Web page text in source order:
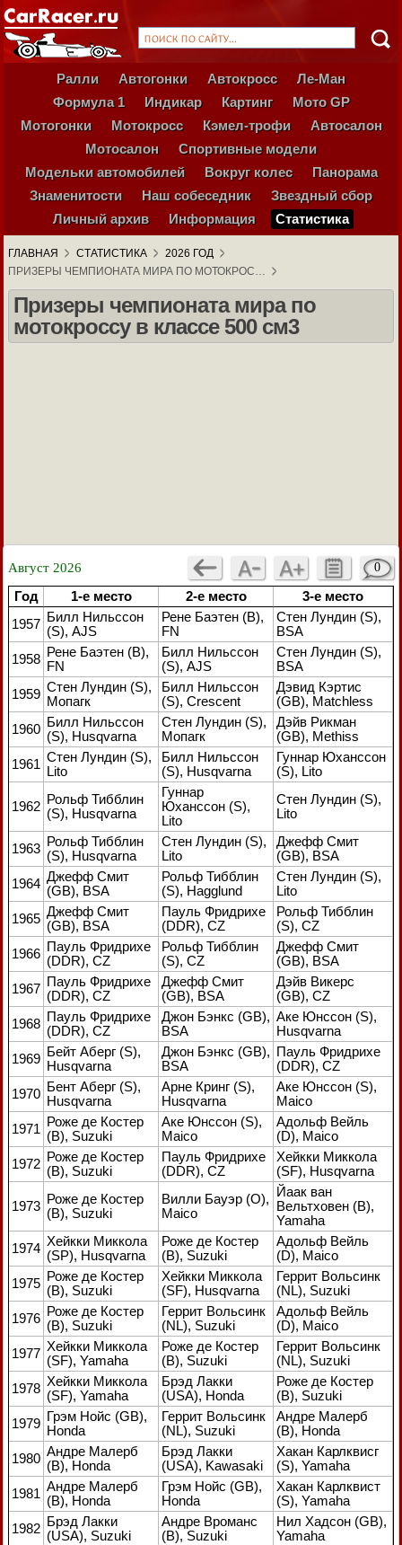
Ралли Автогонки Автокросс
Ле-Ман
Формула 1
Индикар Картинг
Мото GP
Мотогонки
Мотокросс Кэмел-трофи
Автосалон
Мотосалон
Спортивные модели
Модельки автомобилей
Вокруг колес
Панорама
Знаменитости
Наш собеседник
Звездный сбор
Личный архив
Информация Статистика
ГЛАВНАЯ СТАТИСТИКА
2026 ГОД
ПРИЗЕРЫ ЧЕМПИОНАТА МИРА ПО МОТОКРОС…
Призеры чемпионата мира по
мотокроссу в классе 500 см3
Август 2026 0
Год 1-е место 2-е место
3-е место
1957 Билл Нильссон
(S), AJS
Рене Баэтен (В),
FN
Стен Лундин (S),
BSA
1958 Рене Баэтен (В),
FN
Билл Нильссон
(S), AJS
Стен Лундин (S),
BSA
1959 Стен Лундин (S),
Мопагк
Билл Нильссон
(S), Crescent
Дэвид Кэртис
(GB), Matchless
1960 Билл Нильссон
(S), Husqvarna
Стен Лундин (S),
Мопагк
Дэйв Рикман
(GB), Methiss
1961 Стен Лундин (S),
Lito
Билл Нильссон
(S), Husqvarna
Гуннар Юханссон
(S), Lito
1962 Рольф Тибблин
(S), Husqvarna
Гуннар
Юханссон (S),
Lito
Стен Лундин (S),
Lito
1963 Рольф Тибблин
(S), Husqvarna
Стен Лундин (S),
Lito
Джефф Смит
(GB), BSA
1964 Джефф Смит
(GB), BSA
Рольф Тибблин
(S), Hagglund
Стен Лундин (S),
Lito
1965 Джефф Смит
(GB), BSA
Пауль Фридрихе
(DDR), CZ
Рольф Тибблин
(S), CZ
1966 Пауль Фридрихе
(DDR), CZ
Рольф Тибблин
(S), CZ
Джефф Смит
(GB), BSA
1967 Пауль Фридрихе
(DDR), CZ
Джефф Смит
(GB), BSA
Дэйв Викерс
(GB), CZ
1968 Пауль Фридрихе
(DDR), CZ
Джон Бэнкс (GB),
BSA
Аке Юнссон (S),
Husqvarna
1969 Бейт Аберг (S),
Husqvarna
Джон Бэнкс (GB),
BSA
Пауль Фридрихе
(DDR), CZ
1970 Бент Аберг (S),
Husqvarna
Арне Кринг (S),
Husqvarna
Аке Юнссон (S),
Maico
1971 Роже де Костер
(В), Suzuki
Аке Юнссон (S),
Maico
Адольф Вейль
(D), Maico
1972 Роже де Костер
(В), Suzuki
Пауль Фридрихе
(DDR), CZ
Хейкки Миккола
(SF), Husqvarna
1973 Роже де Костер
(В), Suzuki
Вилли Бауэр (О),
Maico
Йаак ван
Вельтховен (В),
Yamaha
1974 Хейкки Миккола
(SP), Husqvarna
Роже де Костер
(В), Suzuki
Адольф Вейль
(D), Maico
1975 Роже де Костер
(В), Suzuki
Хейкки Миккола
(SF), Husqvarna
Геррит Вольсинк
(NL), Suzuki
1976 Роже де Костер
(В), Suzuki
Геррит Вольсинк
(NL), Suzuki
Адольф Вейль
(D), Maico
1977 Хейкки Миккола
(SF), Yamaha
Роже де Костер
(В), Suzuki
Геррит Вольсинк
(NL), Suzuki
1978 Хейкки Миккола
(SF), Yamaha
Брэд Лакки
(USA), Honda
Роже де Костер
(В), Suzuki
1979 Грэм Нойс (GB),
Honda
Геррит Вольсинк
(NL), Suzuki
Андре Малерб
(В), Honda
1980 Андре Малерб
(В), Honda
Брэд Лакки
(USA), Kawasaki
Хакан Карлквисг
(S), Yamaha
1981 Андре Малерб
(В), Honda
Грэм Нойс (GB),
Honda
Хакан Карлквист
(S), Yamaha
1982 Брэд Лакки
(USA), Suzuki
Андре Вроманс
(В), Suzuki
Нил Хадсон (GB),
Yamaha